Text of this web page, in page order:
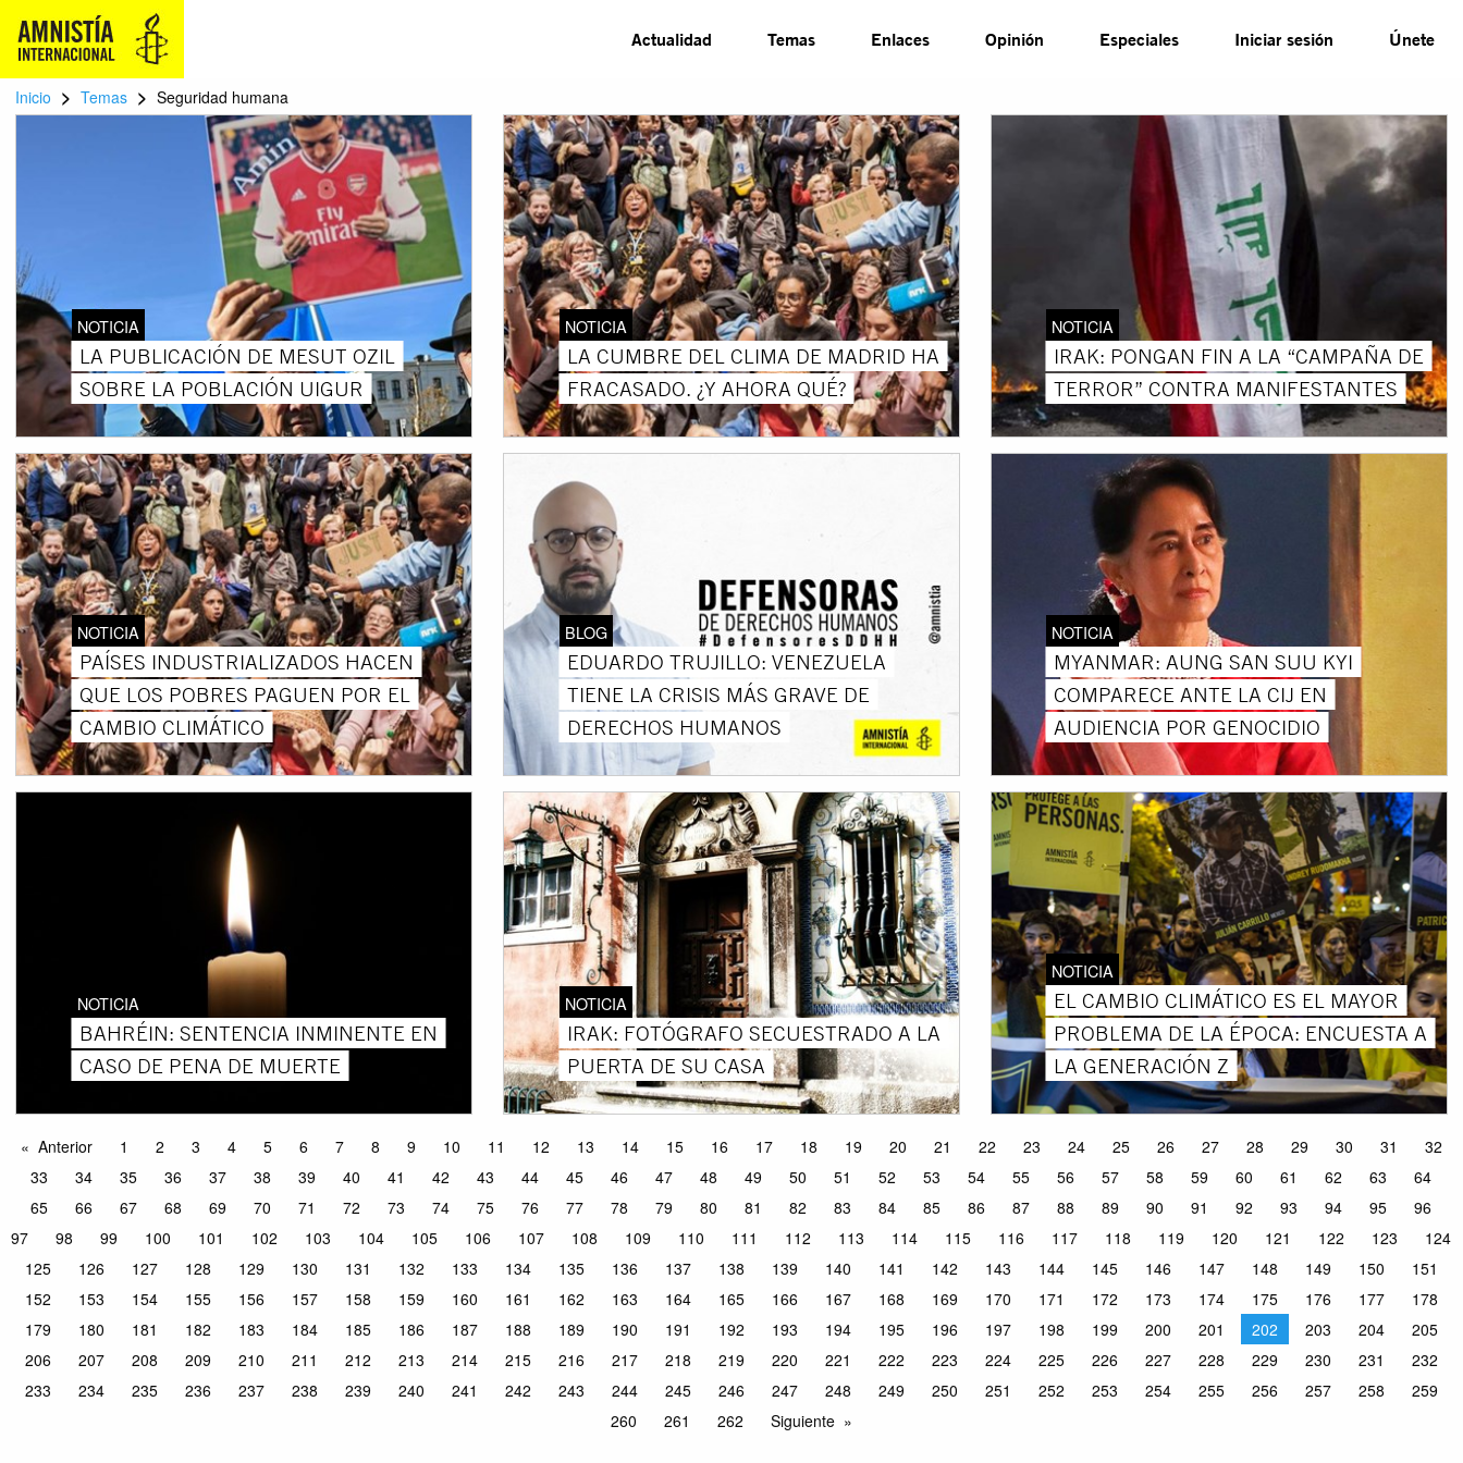
Actualidad Temas Enlaces Opinión Especiales Iniciar sesión Únete
Inicio > Temas > Seguridad humana
NOTICIA
LA PUBLICACIÓN DE MESUT OZIL
SOBRE LA POBLACIÓN UIGUR
NOTICIA
LA CUMBRE DEL CLIMA DE MADRID HA
FRACASADO. ¿Y AHORA QUÉ?
NOTICIA
IRAK: PONGAN FIN A LA “CAMPAÑA DE
TERROR” CONTRA MANIFESTANTES
NOTICIA
PAÍSES INDUSTRIALIZADOS HACEN
QUE LOS POBRES PAGUEN POR EL
CAMBIO CLIMÁTICO
BLOG
EDUARDO TRUJILLO: VENEZUELA
TIENE LA CRISIS MÁS GRAVE DE
DERECHOS HUMANOS
NOTICIA
MYANMAR: AUNG SAN SUU KYI
COMPARECE ANTE LA CIJ EN
AUDIENCIA POR GENOCIDIO
NOTICIA
BAHRÉIN: SENTENCIA INMINENTE EN
CASO DE PENA DE MUERTE
NOTICIA
IRAK: FOTÓGRAFO SECUESTRADO A LA
PUERTA DE SU CASA
NOTICIA
EL CAMBIO CLIMÁTICO ES EL MAYOR
PROBLEMA DE LA ÉPOCA: ENCUESTA A
LA GENERACIÓN Z
Anterior 1 2 3 4 5 6 7 8 9 10 11 12 13 14 15 16 17 18 19 20 21 22 23 24 25 26 27 28 29 30 31
32
33
34 35 36 37 38 39 40 41 42 43 44 45 46 47 48 49 50 51 52 53 54 55 56 57 58 59 60 61 62 63
64
65
66 67 68 69 70 71 72 73 74 75 76 77 78 79 80 81 82 83 84 85 86 87 88 89 90 91 92 93 94 95
96
97
98 99 100 101 102 103 104 105 106 107 108 109 110 111 112 113 114 115 116 117 118 119 120 121 122 123
124
125
126 127 128 129 130 131 132 133 134 135 136 137 138 139 140 141 142 143 144 145 146 147 148 149 150
151
152
153 154 155 156 157 158 159 160 161 162 163 164 165 166 167 168 169 170 171 172 173 174 175 176 177
178
179
180 181 182 183 184 185 186 187 188 189 190 191 192 193 194 195 196 197 198 199 200 201 202 203 204
205
206
207 208 209 210 211 212 213 214 215 216 217 218 219 220 221 222 223 224 225 226 227 228 229 230 231
232
233
234 235 236 237 238 239 240 241 242 243 244 245 246 247 248 249 250 251 252 253 254 255 256 257 258
259
260
261 262 Siguiente